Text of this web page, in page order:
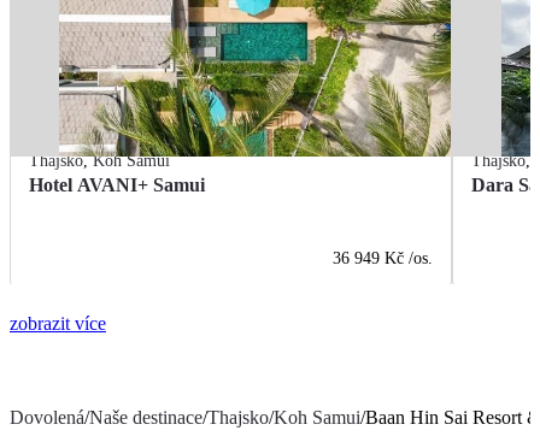
Thajsko,Koh Samui
Hotel AVANI+ Samui
36 949 Kč /os.
Thajsko,
Dara
zobrazit více
Dovolená/Naše destinace/Thajsko/Koh Samui/Baan Hin Sai Resort